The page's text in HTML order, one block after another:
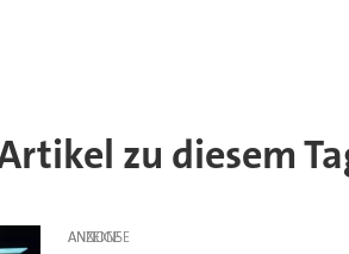
zu diesem
ANZEIGE